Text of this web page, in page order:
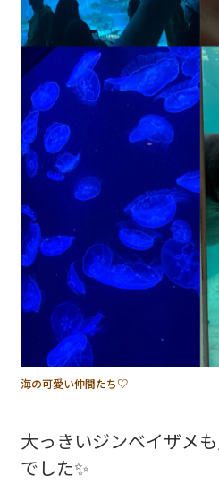
海の可愛い仲間たち♡
大っきいジンベイザメ
でした✨